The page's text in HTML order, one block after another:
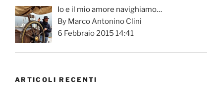
Io e il mio amore navighiamo…
By Marco Antonino Clini
6 Febbraio 2015 14:41
ARTICOLI RECENTI